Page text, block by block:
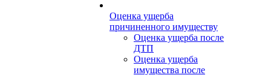
Оценка ущерба
причиненного имуществу
Оценка ущерба после
ДТП
Оценка ущерба
имущества после